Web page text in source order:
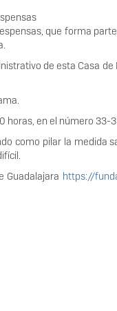
que forma
de esta Casa
horas, en el número 33-
como pilar la medida
Guadalajara https://